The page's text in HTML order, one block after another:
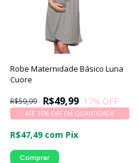
Robe Maternidade Básico Luna
Cuore
R$49,99
R$59,99 17% OFF
ATÉ 15% OFF EM QUANTIDADE
R$47,49 com Pix
Comprar